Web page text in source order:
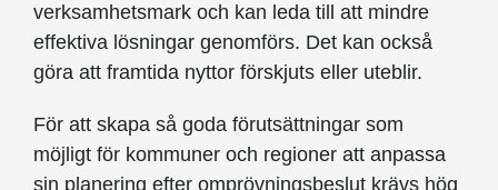
verksamhetsmark och kan leda till att mindre
effektiva lösningar genomförs. Det kan också
göra att framtida nyttor förskjuts eller uteblir.
För att skapa så goda förutsättningar som
möjligt för kommuner och regioner att anpassa
sin planering efter omprövningsbeslut krävs hög